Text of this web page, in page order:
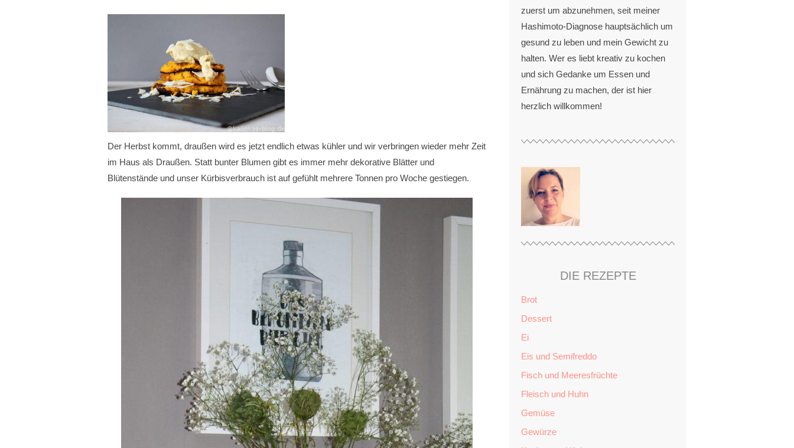
Der Herbst kommt, draußen wird es jetzt endlich etwas kühler und wir verbringen wieder mehr Zeit
im Haus als Draußen. Statt bunter Blumen gibt es immer mehr dekorative Blätter und
Blütenstände und unser Kürbisverbrauch ist auf gefühlt mehrere Tonnen pro Woche gestiegen.
zuerst um abzunehmen, seit meiner
Hashimoto-Diagnose hauptsächlich um
gesund zu leben und mein Gewicht zu
halten. Wer es liebt kreativ zu kochen
und sich Gedanke um Essen und
Ernährung zu machen, der ist hier
herzlich willkommen!
DIE REZEPTE
Brot
Dessert
Ei
Eis und Semifreddo
Fisch und Meeresfrüchte
Fleisch und Huhn
Gemüse
Gewürze